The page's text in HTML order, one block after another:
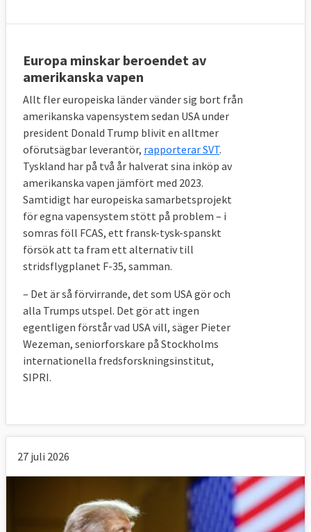
Europa minskar beroendet av
amerikanska vapen
Allt fler europeiska länder vänder sig bort från
amerikanska vapensystem sedan USA under
president Donald Trump blivit en alltmer
oförutsägbar leverantör, rapporterar SVT.
Tyskland har på två år halverat sina inköp av
amerikanska vapen jämfört med 2023.
Samtidigt har europeiska samarbetsprojekt
för egna vapensystem stött på problem – i
somras föll FCAS, ett fransk-tysk-spanskt
försök att ta fram ett alternativ till
stridsflygplanet F-35, samman.
– Det är så förvirrande, det som USA gör och
alla Trumps utspel. Det gör att ingen
egentligen förstår vad USA vill, säger Pieter
Wezeman, seniorforskare på Stockholms
internationella fredsforskningsinstitut,
SIPRI.
27 juli 2026